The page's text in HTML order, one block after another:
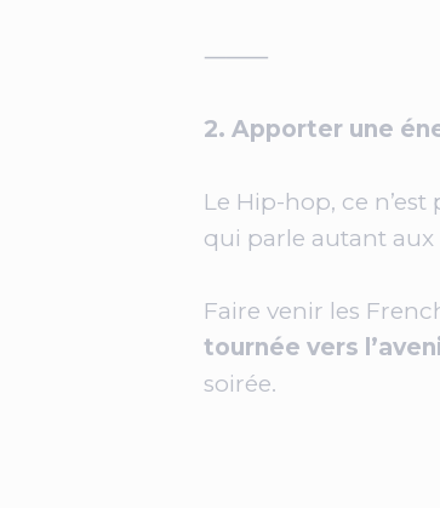
⸻
2. Apporter une
Le Hip-hop, ce
qui parle autant aux
Faire venir les
tournée vers
soirée.